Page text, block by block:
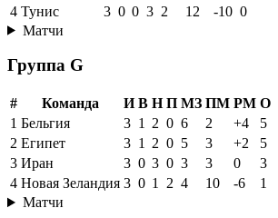
4 Тунис 3 0 0 3 2 12 -10 0
Матчи
Группа G
# Команда И В Н П МЗ ПМ РМ О
1 Бельгия 3 1 2 0 6 2 +4
5
2 Египет 3 1 2 0 5 3 +2
5
3 Иран 3 0 3 0 3 3 0
3
4 Новая Зеландия 3 0 1 2 4 10 -6
1
Матчи